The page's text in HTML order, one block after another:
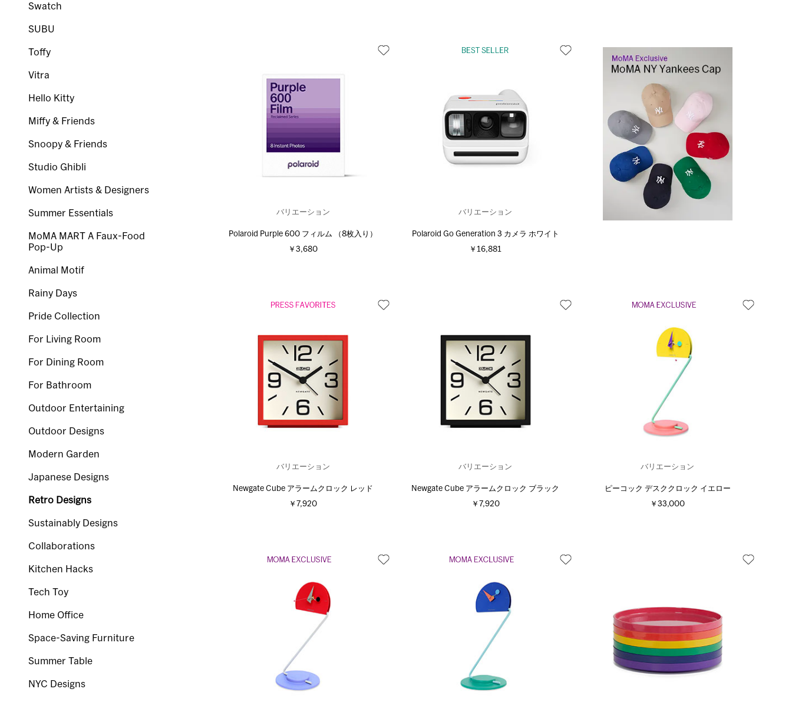
バリエーション
Polaroid Purple 600 フィルム （8枚入り）
￥3,680
バリエーション
Polaroid Go Generation 3 カメラ ホワイト
￥16,881
バリエーション
Newgate Cube アラームクロック レッド
￥7,920
バリエーション
Newgate Cube アラームクロック ブラック
￥7,920
バリエーション
ピーコック デスククロック イエロー
￥33,000
Swatch
SUBU
Toffy
Vitra
Hello Kitty
Miffy & Friends
Snoopy & Friends
Studio Ghibli
Women Artists & Designers
Summer Essentials
MoMA MART A Faux-Food
Pop-Up
Animal Motif
Rainy Days
Pride Collection
For Living Room
For Dining Room
For Bathroom
Outdoor Entertaining
Outdoor Designs
Modern Garden
Japanese Designs
Retro Designs
Sustainably Designs
Collaborations
Kitchen Hacks
Tech Toy
Home Office
Space-Saving Furniture
Summer Table
NYC Designs